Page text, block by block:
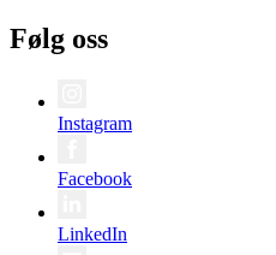
Følg oss
Instagram
Facebook
LinkedIn